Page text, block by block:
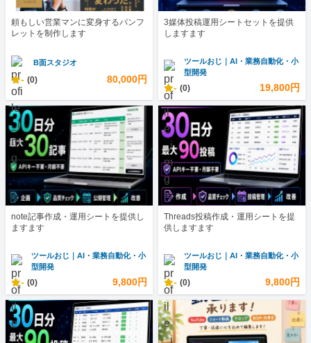
頼もしい営業マンに変身するパンフ
レットを制作します
B面スタジオ
- (0) 80,000円
3媒体投稿運用シートセットを提供
しますます
ツールおじ｜AI・業務自動化・小
型開発
- (0) 19,800円
note記事作成・運用シートを提供し
ますます
ツールおじ｜AI・業務自動化・小
型開発
- (0) 9,800円
Threads投稿作成・運用シートを提
供しますます
ツールおじ｜AI・業務自動化・小
型開発
- (0) 9,800円